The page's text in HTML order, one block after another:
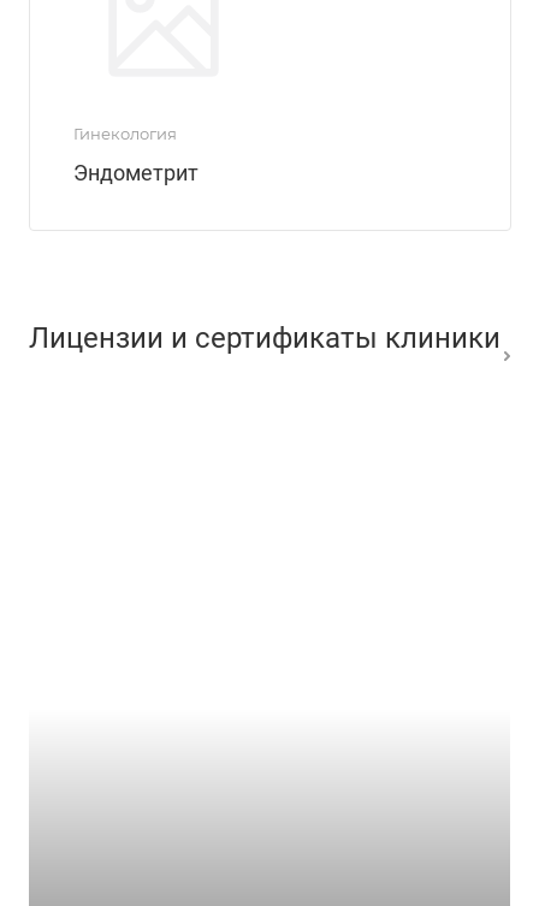
Гинекология
Эндометрит
Лицензии и сертификаты клиники